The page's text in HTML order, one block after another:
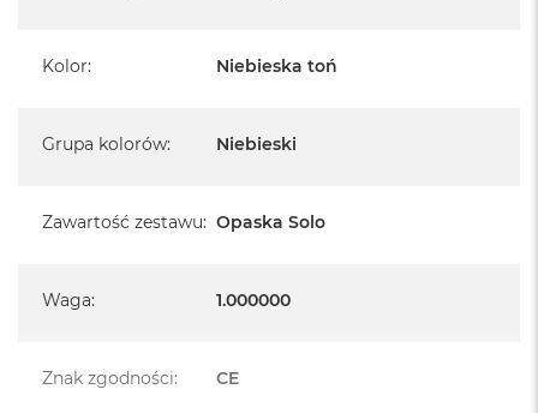
Kolor: Niebieska toń
Grupa kolorów: Niebieski
Zawartość zestawu: Opaska Solo
Waga: 1.000000
Znak zgodności: CE